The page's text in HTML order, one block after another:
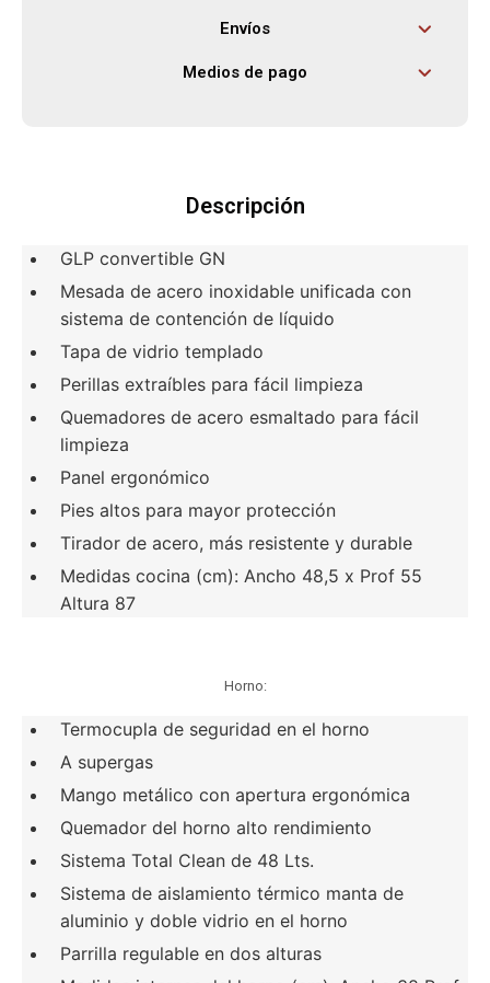
Envíos
Medios de pago
Descripción
GLP convertible GN
Mesada de acero inoxidable unificada con
sistema de contención de líquido
Tapa de vidrio templado
Perillas extraíbles para fácil limpieza
Quemadores de acero esmaltado para fácil
limpieza
Panel ergonómico
Pies altos para mayor protección
Tirador de acero, más resistente y durable
Medidas cocina (cm): Ancho 48,5 x Prof 55
Altura 87
Horno:
Termocupla de seguridad en el horno
A supergas
Mango metálico con apertura ergonómica
Quemador del horno alto rendimiento
Sistema Total Clean de 48 Lts.
Sistema de aislamiento térmico manta de
aluminio y doble vidrio en el horno
Parrilla regulable en dos alturas